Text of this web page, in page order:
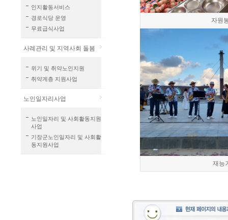
인지활동서비스
경로식당 운영
무료급식사업
사례관리 및 지역사회 돌봄
위기 및 취약노인지원
취약계층 지원사업
노인일자리사업
노인일자리 및 사회활동지원
사업
기장군노인일자리 및 사회활
동지원사업
자원
재능